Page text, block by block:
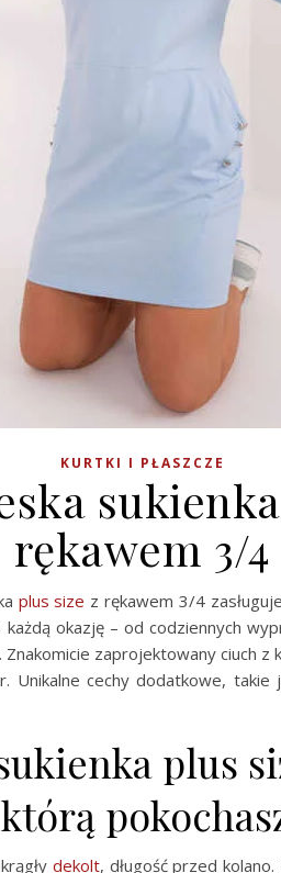
KURTKI I PŁASZCZE
rękawem 3/4
plus size z rękawem 3/4
każdą okazję – od codziennych
zaprojektowany ciuch z
Unikalne cechy dodatkowe, takie
plus
dekolt, długość przed